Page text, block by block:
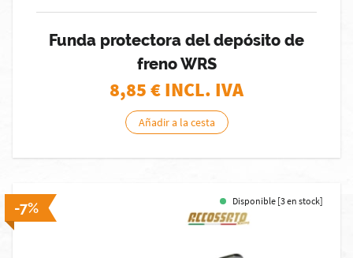
Funda protectora del depósito de
freno WRS
8,85€ INCL. IVA
Añadir a la cesta
-7% Disponible [3 en stock]